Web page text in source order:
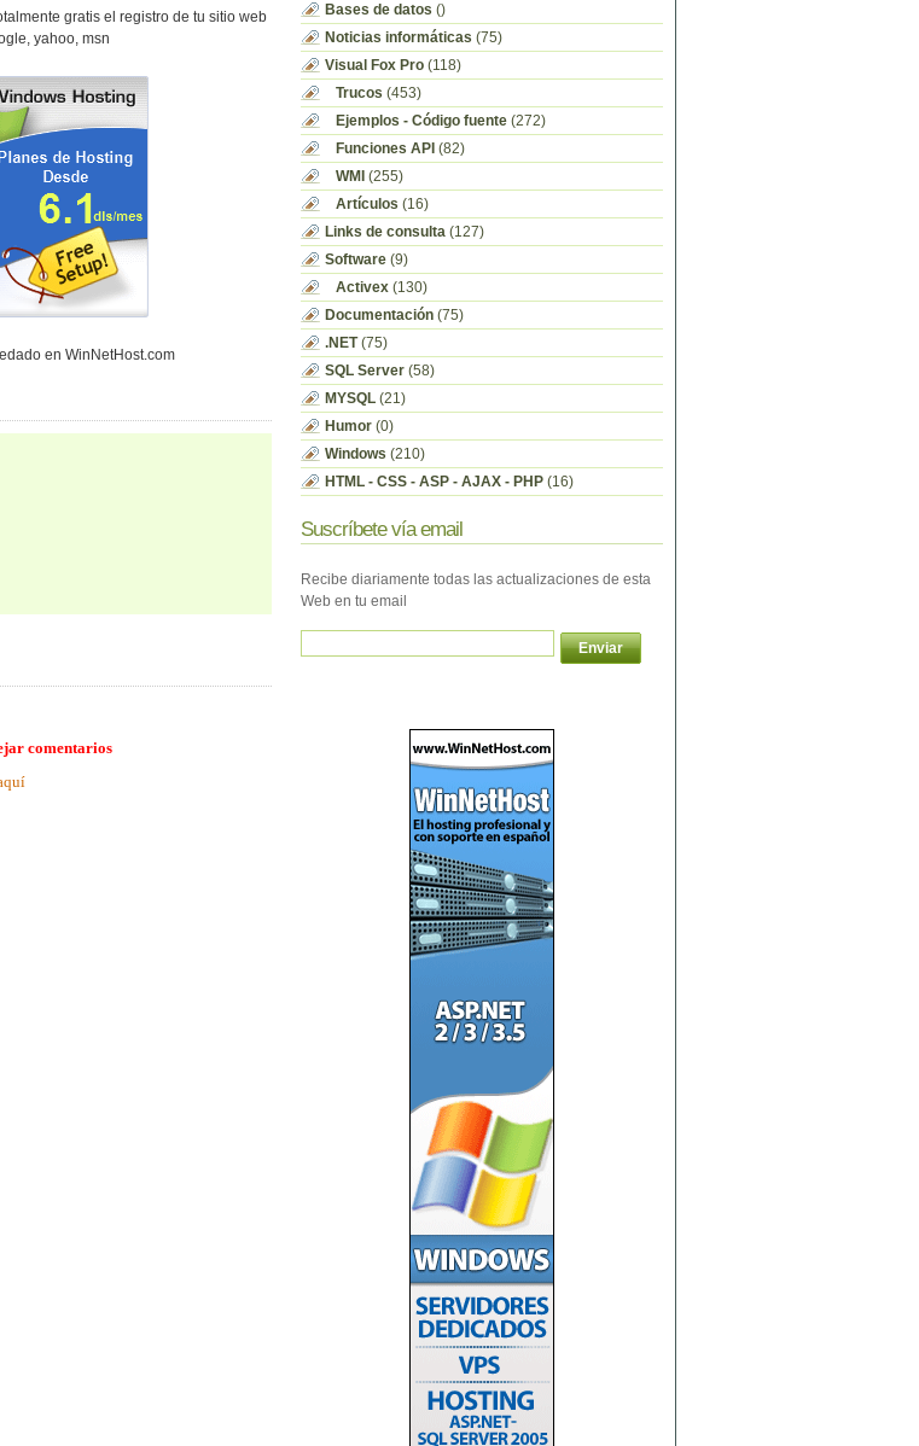
gratis el registro de tu sitio web
yahoo, msn
en WinNetHost.com
comentarios
Bases de datos ()
Noticias informáticas (75)
Visual Fox Pro(118)
Trucos (453)
Ejemplos - Código fuente(272)
Funciones API (82)
WMI (255)
Artículos (16)
Links de consulta(127)
Software(9)
Activex(130)
Documentación(75)
.NET(75)
SQL Server(58)
MYSQL(21)
Humor(0)
Windows (210)
HTML - CSS - ASP - AJAX - PHP(16)
Suscríbete vía email
Recibe diariamente todas las actualizaciones de esta
Web en tu email